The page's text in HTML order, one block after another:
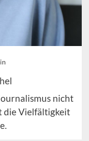
nicht
die Vielfältigkeit